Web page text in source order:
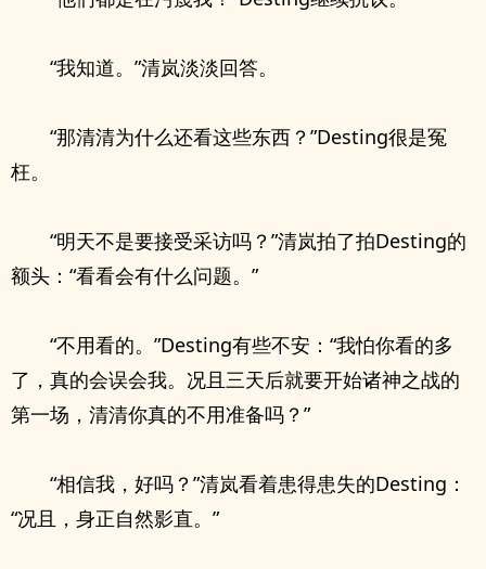
“我知道。”清岚淡淡回答。
“那清清为什么还看这些东西？”Desting很是冤
枉。
“明天不是要接受采访吗？”清岚拍了拍Desting的
额头：“看看会有什么问题。”
“不用看的。”Desting有些不安：“我怕你看的多
了，真的会误会我。况且三天后就要开始诸神之战的
第一场，清清你真的不用准备吗？”
“相信我，好吗？”清岚看着患得患失的Desting：
“况且，身正自然影直。”